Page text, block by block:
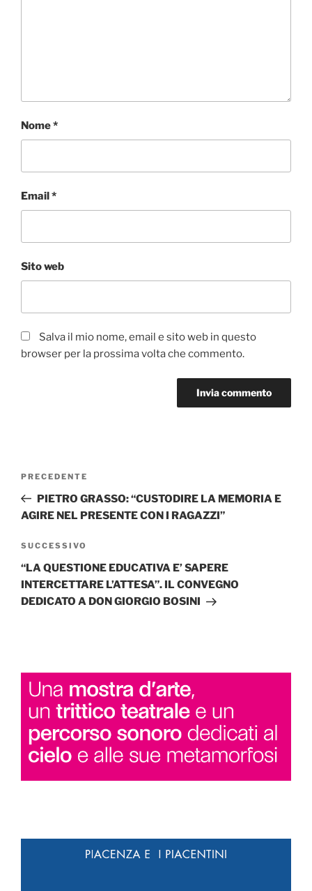
Nome*
Email*
Sito web
Salva il mio nome, email e sito web in questo
browser per la prossima volta che commento.
Articolo
precedente:
PRECEDENTE
PIETRO GRASSO: “CUSTODIRE LA MEMORIA E
AGIRE NEL PRESENTE CON I RAGAZZI”
Articolo
successivo
SUCCESSIVO
“LA QUESTIONE EDUCATIVA E’ SAPERE
INTERCETTARE L’ATTESA”. IL CONVEGNO
DEDICATO A DON GIORGIO BOSINI